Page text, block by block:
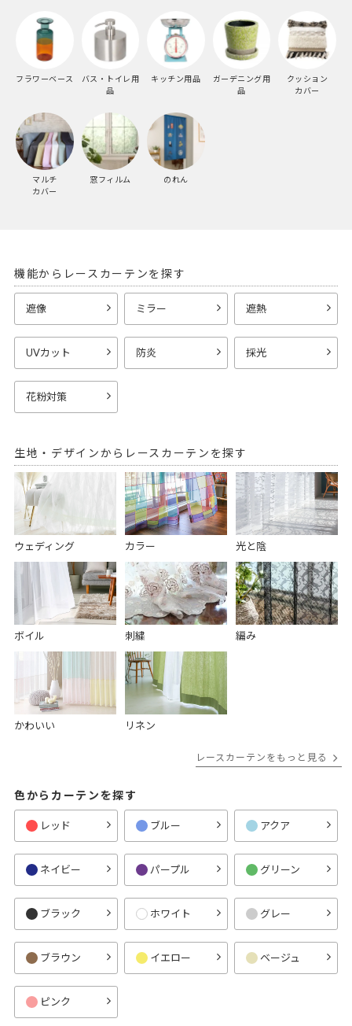
フラワーベース
バス・トイレ用
品
キッチン用品
ガーデニング用
品
クッション
カバー
マルチ
カバー
窓フィルム のれん
機能からレースカーテンを探す
遮像 ミラー 遮熱
UVカット 防炎 採光
花粉対策
生地・デザインからレースカーテンを探す
ウェディング カラー 光と陰
ボイル 刺繍 編み
かわいい リネン
レースカーテンをもっと見る
色からカーテンを探す
レッド ブルー アクア
ネイビー パープル グリーン
ブラック ホワイト グレー
ブラウン イエロー ベージュ
ピンク